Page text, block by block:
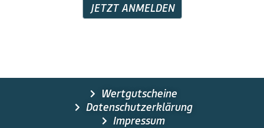
JETZT ANMELDEN
Wertgutscheine
Datenschutzerklärung
Impressum